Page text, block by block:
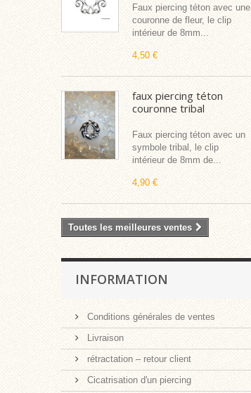
Faux piercing téton avec une
couronne de fleur, le clip
intérieur de 8mm...
4,50 €
faux piercing téton
couronne tribal
Faux piercing téton avec un
symbole tribal, le clip
intérieur de 8mm de...
4,90 €
Toutes les meilleures ventes
INFORMATION
Conditions générales de ventes
Livraison
rétractation – retour client
Cicatrisation d'un piercing